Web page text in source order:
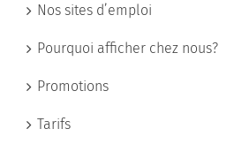
Nos sites d’emploi
Pourquoi afficher chez nous?
Promotions
Tarifs